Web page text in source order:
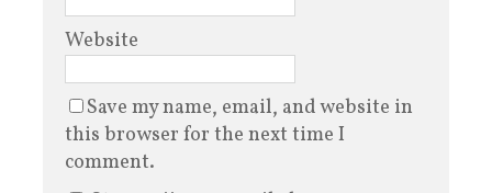
Website
Save my name, email, and website in
this browser for the next time I
comment.